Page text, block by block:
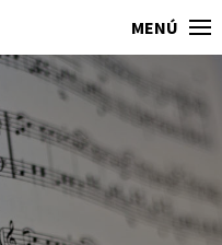
MENÚ